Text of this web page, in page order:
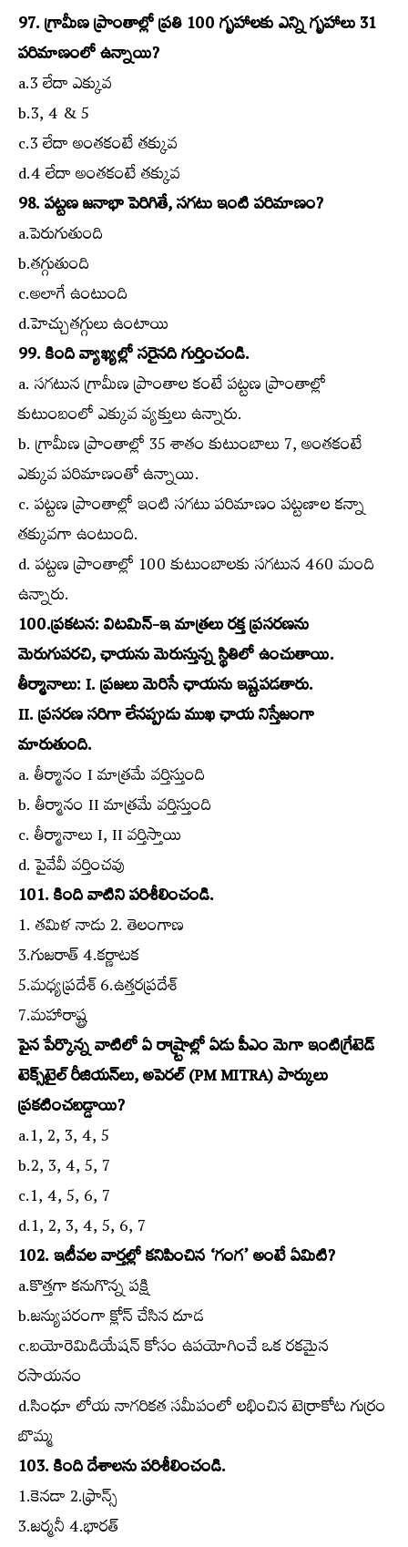
97. గ్రామీణ ప్రాంతాల్లో ప్రతి 100 గృహాలకు ఎన్ని గృహాలు 31
పరిమాణంలో ఉన్నాయి?
a.3 లేదా ఎక్కువ
b.3, 4 & 5
c.3 లేదా అంతకంటే తక్కువ
d.4 లేదా అంతకంటే తక్కువ
98. పట్టణ జనాభా పెరిగితే, సగటు ఇంటి పరిమాణం?
a.పెరుగుతుంది
b.తగ్గుతుంది
c.అలాగే ఉంటుంది
d.హెచ్చుతగ్గులు ఉంటాయి
99. కింది వ్యాఖ్యల్లో సరైనది గుర్తించండి.
a. సగటున గ్రామీణ ప్రాంతాల కంటే పట్టణ ప్రాంతాల్లో
కుటుంబంలో ఎక్కువ వ్యక్తులు ఉన్నారు.
b. గ్రామీణ ప్రాంతాల్లో 35 శాతం కుటుంబాలు 7, అంతకంటే
ఎక్కువ పరిమాణంతో ఉన్నాయి.
c. పట్టణ ప్రాంతాల్లో ఇంటి సగటు పరిమాణం పట్టణాల కన్నా
తక్కువగా ఉంటుంది.
d. పట్టణ ప్రాంతాల్లో 100 కుటుంబాలకు సగటున 460 మంది
ఉన్నారు.
100.ప్రకటన: విటమిన్‌-ఇ మాత్రలు రక్త ప్రసరణను
మెరుగుపరచి, ఛాయను మెరుస్తున్న స్థితిలో ఉంచుతాయి.
తీర్మానాలు: I. ప్రజలు మెరిసే ఛాయను ఇష్టపడతారు.
II. ప్రసరణ సరిగా లేనప్పుడు ముఖ ఛాయ నిస్తేజంగా
మారుతుంది.
a. తీర్మానం I మాత్రమే వర్తిస్తుంది
b. తీర్మానం II మాత్రమే వర్తిస్తుంది
c. తీర్మానాలు I, II వర్తిస్తాయి
d. పైవేవీ వర్తించవు
101. కింది వాటిని పరిశీలించండి.
1. తమిళ నాడు 2. తెలంగాణ
3.గుజరాత్‌ 4.కర్ణాటక
5.మధ్యప్రదేశ్‌ 6.ఉత్తరప్రదేశ్‌
7.మహారాష్ట్ర
పైన పేర్కొన్న వాటిలో ఏ రాష్ర్టాల్లో ఏడు పీఎం మెగా ఇంటిగ్రేటెడ్‌
టెక్స్‌టైల్‌ రీజియన్‌లు, అపెరల్‌ (PM MITRA) పార్కులు
ప్రకటించబడ్డాయి?
a.1, 2, 3, 4, 5
b.2, 3, 4, 5, 7
c.1, 4, 5, 6, 7
d.1, 2, 3, 4, 5, 6, 7
102. ఇటీవల వార్తల్లో కనిపించిన ‘గంగ’ అంటే ఏమిటి?
a.కొత్తగా కనుగొన్న పక్షి
b.జన్యుపరంగా క్లోన్‌ చేసిన దూడ
c.బయోరెమిడియేషన్‌ కోసం ఉపయోగించే ఒక రకమైన
రసాయనం
d.సింధూ లోయ నాగరికత సమీపంలో లభించిన టెర్రాకోట గుర్రం
బొమ్మ
103. కింది దేశాలను పరిశీలించండి.
1.కెనడా 2.ఫ్రాన్స్‌
3.జర్మనీ 4.భారత్‌